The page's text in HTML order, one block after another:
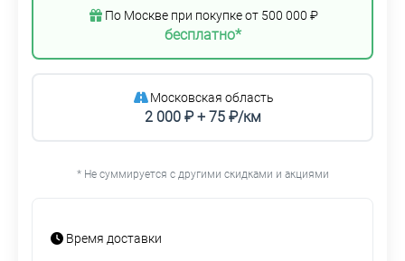
По Москве при покупке от 500 000 ₽
бесплатно*
Московская область
2 000 ₽ + 75 ₽/км
* Не суммируется с другими скидками и акциями
Время доставки